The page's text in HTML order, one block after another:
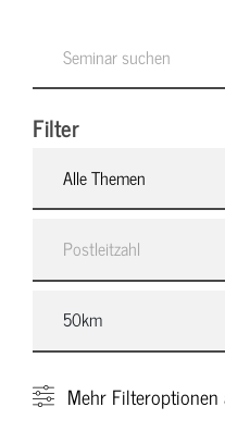
Filter
Alle Themen
Mehr Filteroptionen